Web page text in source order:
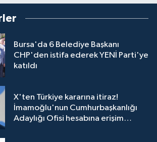
Bursa'da 6 Belediye Başkanı
CHP'den istifa ederek YENİ Parti'ye
katıldı
X'ten Türkiye kararına itiraz!
İmamoğlu'nun Cumhurbaşkanlığı
Adaylığı Ofisi hesabına erişim